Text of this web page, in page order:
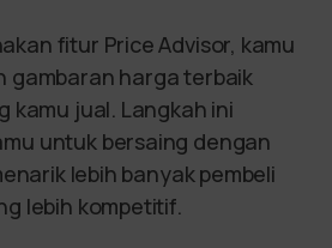
fitur Price Advisor, kamu
gambaran harga terbaik
kamu jual. Langkah ini
untuk bersaing dengan
lebih banyak pembeli
lebih kompetitif.